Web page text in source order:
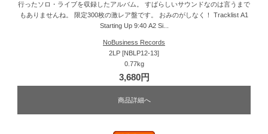
行ったソロ・ライブを収録したアルバム。 すばらしいサウンドなのは言うまで
もありませんね。 限定300枚の激レア盤です。 おみのがしなく！ Tracklist A1
Starting Up 9:40 A2 Si...
NoBusiness Records
2LP [NBLP12-13]
0.77kg
3,680円
商品詳細へ